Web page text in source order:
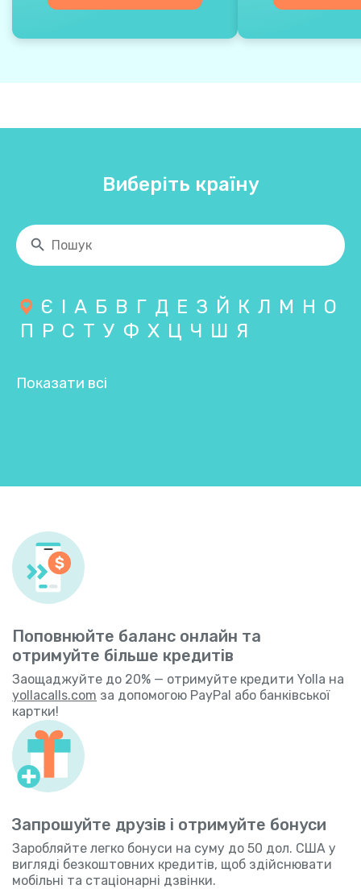
Виберіть країну
Є І А Б В Г Д Е З Й К Л М Н О
П Р С Т У Ф Х Ц Ч Ш Я
Показати всі
Поповнюйте баланс онлайн та
отримуйте більше кредитів
Заощаджуйте до 20% — отримуйте кредити Yolla на
yollacalls.com за допомогою PayPal або банківської
картки!
Запрошуйте друзів і отримуйте бонуси
Заробляйте легко бонуси на суму до 50 дол. США у
вигляді безкоштовних кредитів, щоб здійснювати
мобільні та стаціонарні дзвінки.